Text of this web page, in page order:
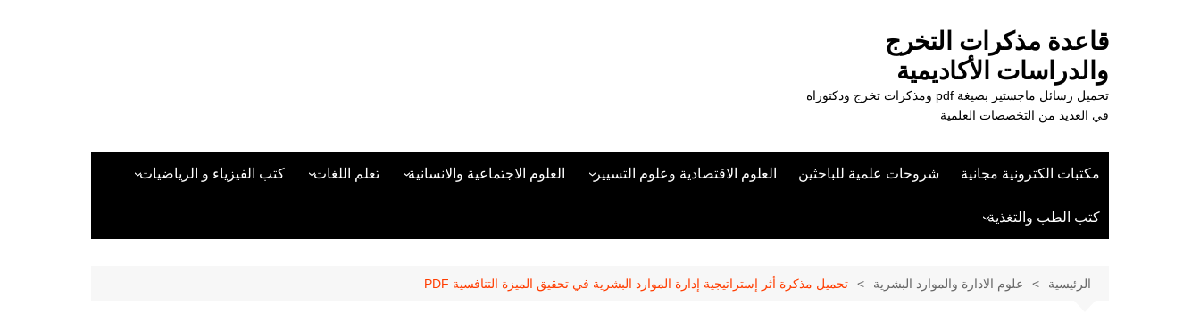
قاعدة مذكرات التخرج
والدراسات الأكاديمية
تحميل رسائل ماجستير بصيغة pdf ومذكرات تخرج ودكتوراه
في العديد من التخصصات العلمية
مكتبات الكترونية مجانية شروحات علمية للباحثين العلوم الاقتصادية وعلوم التسيير
علوم الادارة والموارد البشرية
العلوم الاجتماعية والانسانية
علم النفس
تعلم اللغات
تعلم اللغة التركية
كتب الفيزياء و الرياضيات
كتب لغات البرمجة
كتب الطب والتغذية
الرئيسية علوم الادارة والموارد البشرية تحميل مذكرة أثر إستراتيجية إدارة الموارد البشرية في تحقيق الميزة التنافسية PDF